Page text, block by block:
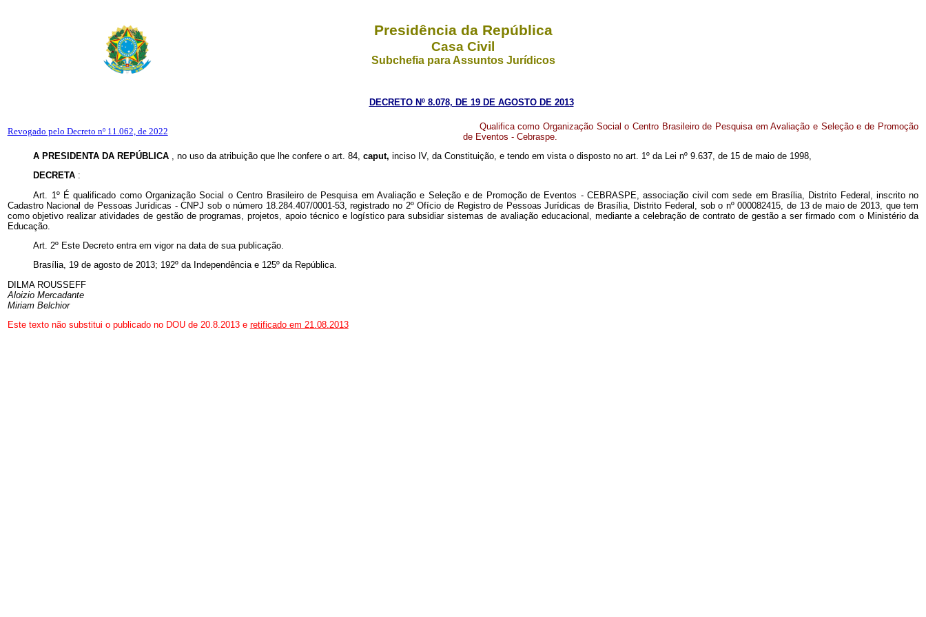
Presidência da República
Casa Civil
Subchefia para Assuntos Jurídicos
DECRETO Nº 8.078, DE 19 DE AGOSTO DE 2013
Revogado pelo Decreto nº 11.062, de 2022
Qualifica como Organização Social o Centro Brasileiro de Pesquisa em Avaliação e Seleção e de Promoção
de Eventos - Cebraspe.
A PRESIDENTA DA REPÚBLICA
, no uso da atribuição que lhe confere o art. 84,caput,inciso IV, da Constituição, e tendo em vista o disposto no art. 1º da Lei nº 9.637, de 15 de maio de 1998,
DECRETA :
Art. 1º É qualificado como Organização Social o Centro Brasileiro de Pesquisa em Avaliação e Seleção e de Promoção de Eventos - CEBRASPE, associação civil com sede em Brasília, Distrito Federal, inscrito no
Cadastro Nacional de Pessoas Jurídicas - CNPJ sob o número 18.284.407/0001-53, registrado no 2º Ofício de Registro de Pessoas Jurídicas de Brasília, Distrito Federal, sob o nº 000082415, de 13 de maio de 2013, que tem
como objetivo realizar atividades de gestão de programas, projetos, apoio técnico e logístico para subsidiar sistemas de avaliação educacional, mediante a celebração de contrato de gestão a ser firmado com o Ministério da
Educação.
Art. 2º Este Decreto entra em vigor na data de sua publicação.
Brasília, 19 de agosto de 2013; 192º da Independência e 125º da República.
DILMA ROUSSEFF
Aloizio Mercadante
Miriam Belchior
Este texto não substitui o publicado no DOU de 20.8.2013 e retificado em 21.08.2013